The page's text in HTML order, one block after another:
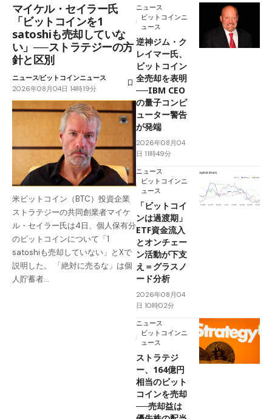
マイケル・セイラー氏
「ビットコインを1
satoshiも売却していな
い」──ストラテジーの方
針と区別
ニュースビットコインニュース
2026年08月04日 14時19分
米ビットコイン（BTC）投資企業
ストラテジーの共同創業者マイケ
ル・セイラー氏は4日、個人保有分
のビットコインについて「1
satoshiも売却していない」とXで
説明した。 「絶対に売るな」は個
人貯蓄者…
ニュース
ビットコインニ
ュース
逆神ジム・ク
レイマー氏、
ビットコイン
全売却を表明
──IBM CEO
の量子コンピ
ューター警告
が発端
2026年08月04
日 11時49分
ニュース
ビットコインニ
ュース
「ビットコイ
ンは過渡期」
ETF資金流入
とオンチェー
ン活動が下支
え＝グラスノ
ード分析
2026年08月04
日 10時02分
ニュース
ビットコインニ
ュース
ストラテジ
ー、164億円
相当のビット
コインを売却
──売却益は